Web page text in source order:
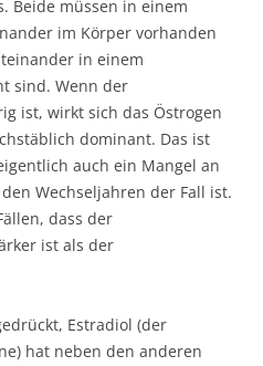
Beide müssen in einem
im Körper vorhanden
in einem
sind. Wenn der
ist, wirkt sich das Östrogen
dominant. Das ist
auch ein Mangel an
Wechseljahren der Fall ist.
dass der
ist als der
Estradiol (der
hat neben den anderen